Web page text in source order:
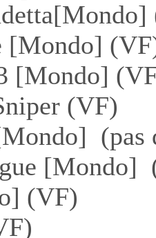
[Mondo]
[Mondo]
(VF)
(pas
[Mondo]
(VF)